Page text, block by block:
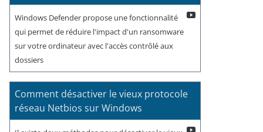
Windows Defender propose une fonctionnalité
qui permet de réduire l'impact d'un ransomware
sur votre ordinateur avec l'accès contrôlé aux
dossiers
Comment désactiver le vieux protocole
réseau Netbios sur Windows